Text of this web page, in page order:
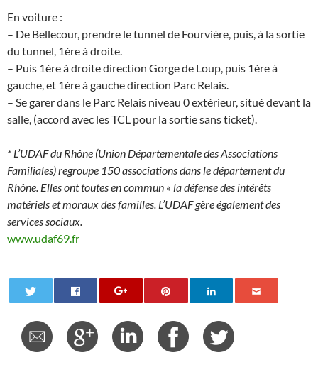
En voiture :
– De Bellecour, prendre le tunnel de Fourvière, puis, à la sortie
du tunnel, 1ère à droite.
– Puis 1ère à droite direction Gorge de Loup, puis 1ère à
gauche, et 1ère à gauche direction Parc Relais.
– Se garer dans le Parc Relais niveau 0 extérieur, situé devant la
salle, (accord avec les TCL pour la sortie sans ticket).
* L’UDAF du Rhône (Union Départementale des Associations
Familiales) regroupe 150 associations dans le département du
Rhône. Elles ont toutes en commun « la défense des intérêts
matériels et moraux des familles. L’UDAF gère également des
services sociaux.
www.udaf69.fr